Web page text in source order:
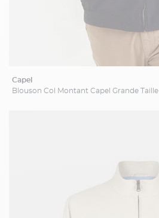
capel
Blouson Col Montant Capel Grande Taille